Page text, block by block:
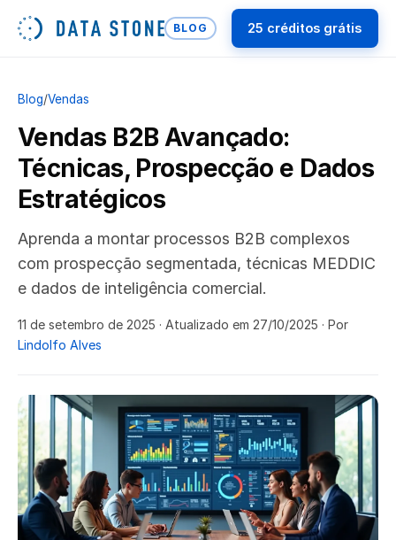
BLOG 25 créditos grátis
Blog/Vendas
Vendas B2B Avançado:
Técnicas, Prospecção e Dados
Estratégicos
Aprenda a montar processos B2B complexos
com prospecção segmentada, técnicas MEDDIC
e dados de inteligência comercial.
11 de setembro de 2025 · Atualizado em 27/10/2025 · Por
Lindolfo Alves